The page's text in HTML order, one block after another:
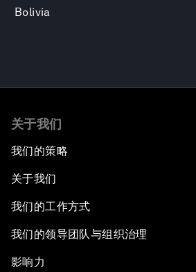
Bolivia
关于我们
我们的策略
关于我们
我们的工作方式
我们的领导团队与组织治理
影响力